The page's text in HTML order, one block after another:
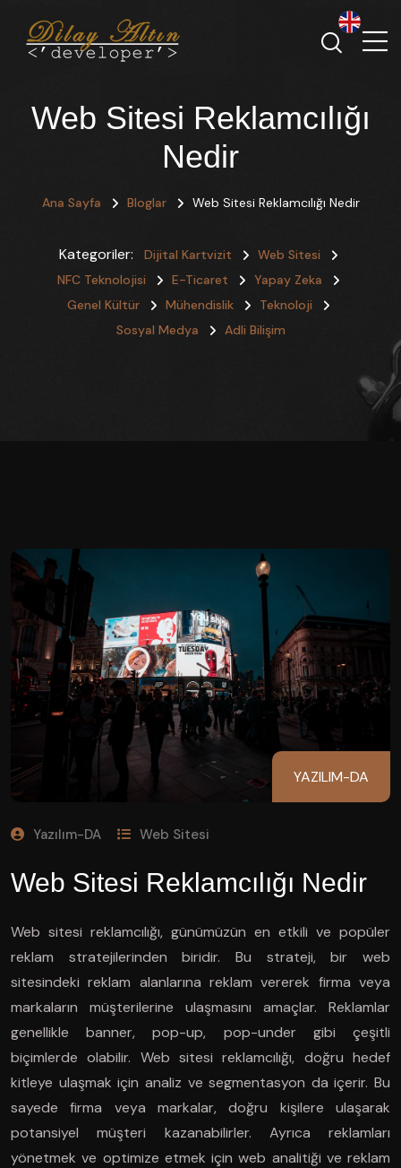
Web Sitesi Reklamcılığı
Nedir
Ana Sayfa Bloglar Web Sitesi Reklamcılığı Nedir
Kategoriler: Dijital Kartvizit
Web Sitesi
NFC Teknolojisi
E-Ticaret
Yapay Zeka
Genel Kültür
Mühendislik
Teknoloji
Sosyal Medya
Adli Bilişim
YAZILIM-DA
Yazılım-DA Web Sitesi
Web Sitesi Reklamcılığı Nedir
Web sitesi reklamcılığı, günümüzün en etkili ve popüler
reklam stratejilerinden biridir. Bu strateji, bir web
sitesindeki reklam alanlarına reklam vererek firma veya
markaların müşterilerine ulaşmasını amaçlar. Reklamlar
genellikle banner, pop-up, pop-under gibi çeşitli
biçimlerde olabilir. Web sitesi reklamcılığı, doğru hedef
kitleye ulaşmak için analiz ve segmentasyon da içerir. Bu
sayede firma veya markalar, doğru kişilere ulaşarak
potansiyel müşteri kazanabilirler. Ayrıca reklamları
yönetmek ve optimize etmek için web analitiği ve reklam